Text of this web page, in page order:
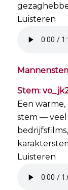
Luisteren
Stem:
Een
stem — veel
Luisteren